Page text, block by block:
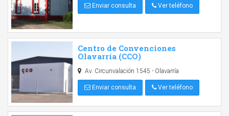
Enviar consulta Ver teléfono
Centro de Convenciones
Olavarría (CCO)
Av. Circunvalación 1545 - Olavarría
Enviar consulta Ver teléfono